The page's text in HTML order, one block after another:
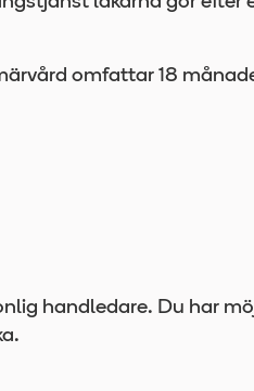
omfattar 18
handledare. Du har